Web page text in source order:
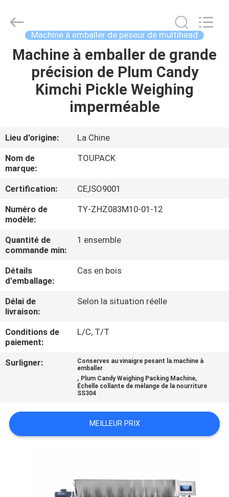
MAISON
PRODUITS
PROPOS
DE
NOUS
VISITE
D'USINE
CONTRÔLE
DE
QUALITÉ
NOUS
NOUVELLES
DEMANDEZ
SITEMAP
EQUIPMENT
Reserved.
Machine à emballer de peseur de multihead
Machine à emballer de grande
précision de Plum Candy
Kimchi Pickle Weighing
imperméable
Lieu d'origine:
La Chine
Nom de
marque:
TOUPACK
Certification:
CE,ISO9001
Numéro de
modèle:
TY-ZHZ083M10-01-12
Quantité de
commande min:
1 ensemble
Détails
d'emballage:
Cas en bois
Délai de
livraison:
Selon la situation réelle
Conditions de
paiement:
L/C, T/T
Surligner:
Conserves au vinaigre pesant la machine à
emballer
, Plum Candy Weighing Packing Machine,
Échelle collante de mélange de la nourriture
SS304
MEILLEUR PRIX